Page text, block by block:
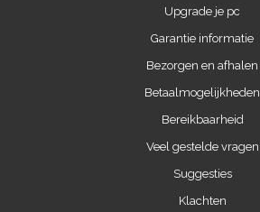
Upgrade je pc
Garantie informatie
Bezorgen en afhalen
Betaalmogelijkheden
Bereikbaarheid
Veel gestelde vragen
Suggesties
Klachten